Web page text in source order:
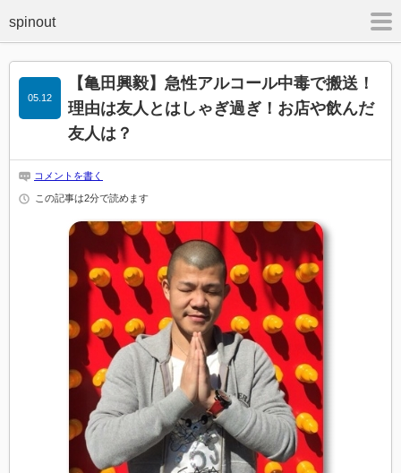
【亀田興毅】急性アルコール中毒で搬送！
理由は友人とはしゃぎ過ぎ！お店や飲んだ
友人は？
05.12
コメントを書く
この記事は2分で読めます